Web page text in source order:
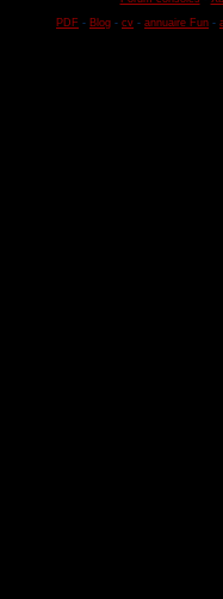
PDF - Blog - cv - annuaire Fun -